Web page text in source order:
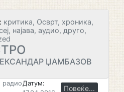
критика, Осврт, хроника,
најава, аудио, друго,
ЏАМБАЗОВ
радиоДатум:
Повеќе...